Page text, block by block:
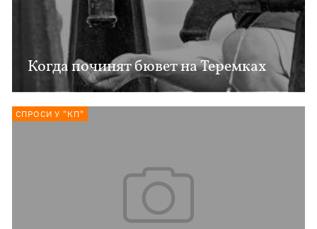
Когда починят бювет на Теремках
СПРОСИ У "КП"